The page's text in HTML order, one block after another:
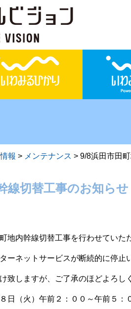
報 > メンテナンス > 9/8浜田市田
線切替工事のお知らせ
地内幹線切替工事を行わせていた
ーネットサービスが断続的に停止
致しますが、ご了承のほどよろし
（火）午前２：００～午前５：